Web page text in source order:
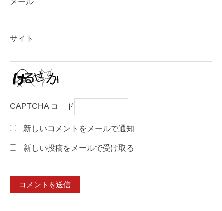
メール
サイト
CAPTCHA コード
新しいコメントをメールで通知
新しい投稿をメールで受け取る